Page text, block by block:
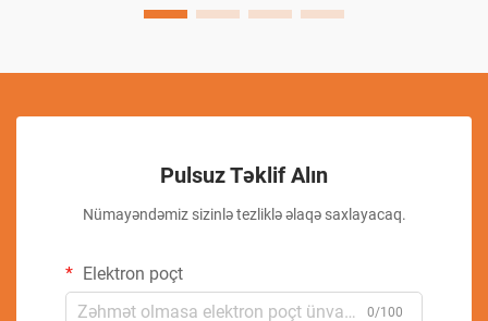
Pulsuz Təklif Alın
Nümayəndəmiz sizinlə tezliklə əlaqə saxlayacaq.
Elektron poçt
0/100